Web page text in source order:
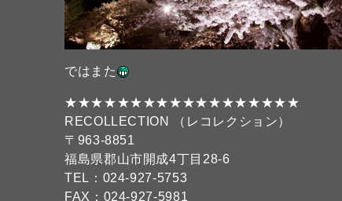
ではまた
★★★★★★★★★★★★★★★★★★
RECOLLECTION （レコレクション）
〒963-8851
福島県郡山市開成4丁目28-6
TEL：024-927-5753
FAX：024-927-5981